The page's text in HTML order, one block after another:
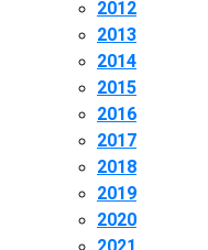
2012
2013
2014
2015
2016
2017
2018
2019
2020